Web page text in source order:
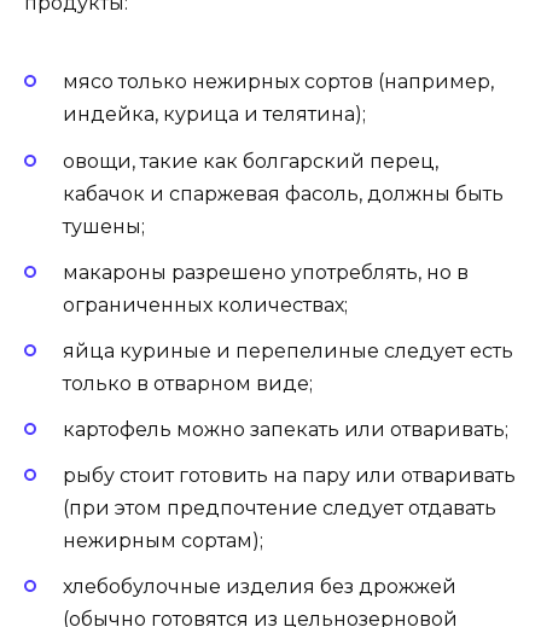
мясо только нежирных сортов (например,
индейка, курица и телятина);
овощи, такие как болгарский перец,
кабачок и спаржевая фасоль, должны быть
тушены;
макароны разрешено употреблять, но в
ограниченных количествах;
яйца куриные и перепелиные следует есть
только в отварном виде;
картофель можно запекать или отваривать;
рыбу стоит готовить на пару или отваривать
(при этом предпочтение следует отдавать
нежирным сортам);
хлебобулочные изделия без дрожжей
(обычно готовятся из цельнозерновой